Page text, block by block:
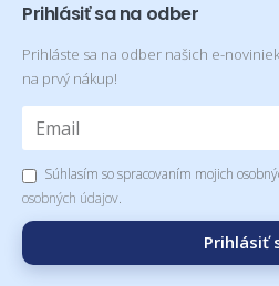
Prihlásiť sa na odber
Prihláste sa na odber našich e-
na prvý nákup!
Súhlasím so spracovaním mojich
osobných údajov.
Prihlásiť